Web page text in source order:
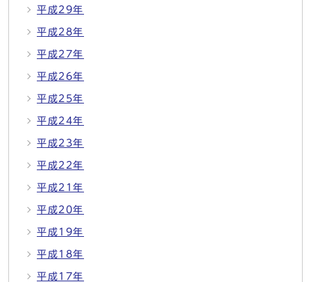
平成29年
平成28年
平成27年
平成26年
平成25年
平成24年
平成23年
平成22年
平成21年
平成20年
平成19年
平成18年
平成17年